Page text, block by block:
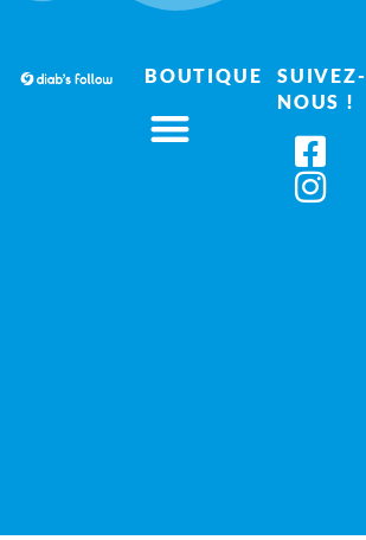
BOUTIQUE
SUIVEZ-
NOUS !